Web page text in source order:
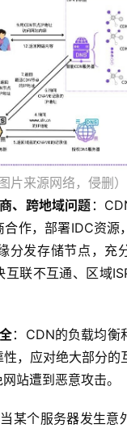
图片来源网络，侵删）
、跨地域问题 ：
作，部署IDC资源
分发存储节点，充
联不互通、区域
：CDN的负载均衡
，应对绝大部分的
站遭到恶意攻击。
某个服务器发生意